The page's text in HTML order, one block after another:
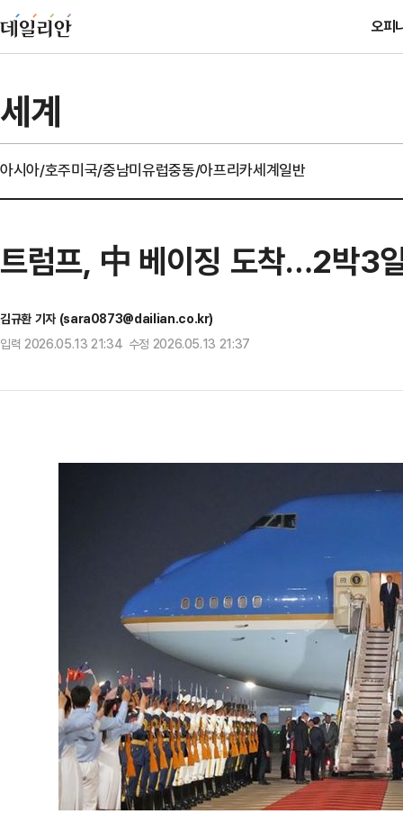
오피
세계
아시아/호주미국/중남미유럽중동/아프리카세계일반
트럼프, 中 베이징 도착…2박3
김규환 기자 (sara0873@dailian.co.kr)
입력 2026.05.13 21:34 수정 2026.05.13 21:37